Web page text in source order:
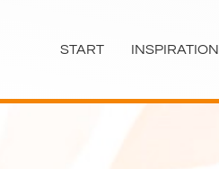
START INSPIRATION